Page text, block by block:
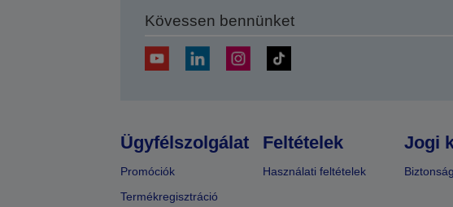
Kövessen bennünket
Ügyfélszolgálat
Promóciók
Termékregisztráció
Feltételek
Használati feltételek
Jogi